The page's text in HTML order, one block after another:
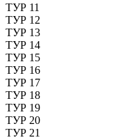
ТУР 11
ТУР 12
ТУР 13
ТУР 14
ТУР 15
ТУР 16
ТУР 17
ТУР 18
ТУР 19
ТУР 20
ТУР 21